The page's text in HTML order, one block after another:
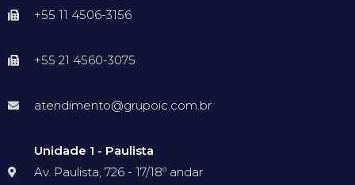
+55 11 4506-3156
+55 21 4560-3075
atendimento@grupoic.com.br
Unidade 1 - Paulista
Av. Paulista, 726 - 17/18º andar